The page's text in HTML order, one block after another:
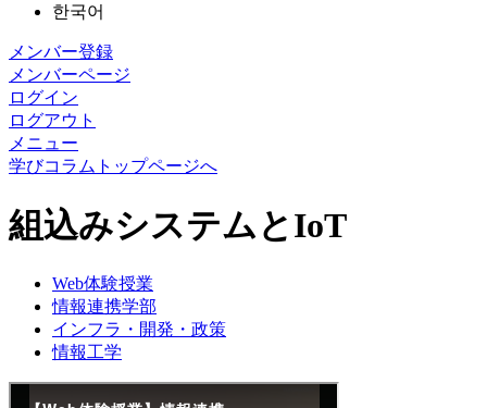
한국어
メンバー登録
メンバーページ
ログイン
ログアウト
メニュー
学びコラムトップページへ
組込みシステムとIoT
Web体験授業
情報連携学部
インフラ・開発・政策
情報工学